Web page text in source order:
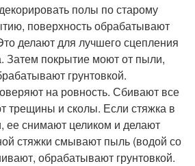
полы по старому
поверхность обрабатывают
делают для лучшего сцепления
Затем покрытие моют от пыли,
грунтовкой.
на ровность. Сбивают все
трещины и сколы. Если стяжка в
ее снимают целиком и делают
стяжки смывают пыль (водой со
обрабатывают грунтовкой.